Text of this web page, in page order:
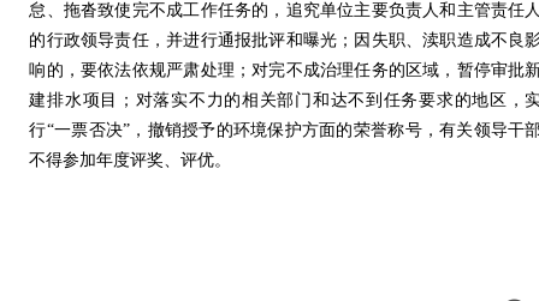
怠、拖沓致使完不成工作任务的，追究单位主要负责人和主管责任
的行政领导责任，并进行通报批评和曝光；因失职、渎职造成不良
响的，要依法依规严肃处理；对完不成治理任务的区域，暂停审批
建排水项目；对落实不力的相关部门和达不到任务要求的地区，
行“一票否决”，撤销授予的环境保护方面的荣誉称号，有关领导干
不得参加年度评奖、评优。